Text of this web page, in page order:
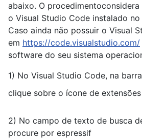
abaixo. O
o Visual Studio Code instalado
Caso ainda não possuir o Visual
em https://code.visualstudio.com/
software do seu sistema
1) No Visual Studio Code, na
clique sobre o ícone de extensões
2) No campo de texto de busca
procure por espressif